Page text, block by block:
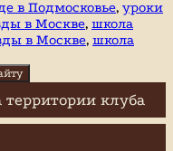
в Подмосковье, уроки
в Москве, школа
в Москве, школа
клуба